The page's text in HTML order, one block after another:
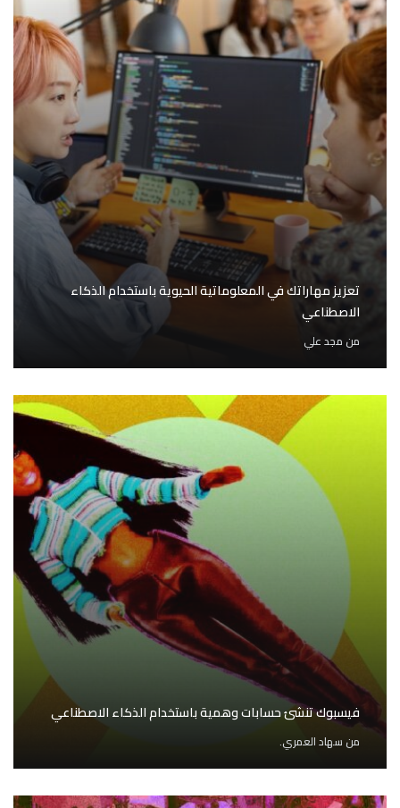
تعزيز مهاراتك في المعلوماتية الحيوية باستخدام الذكاء
الاصطناعي
من مجد علي
فيسبوك تنشئ حسابات وهمية باستخدام الذكاء الاصطناعي
من سهاد العمري.